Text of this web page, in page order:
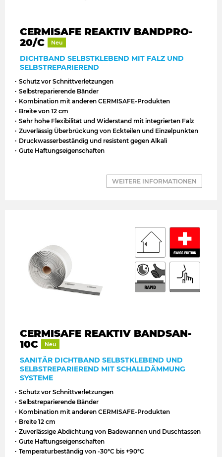
CERMISAFE REAKTIV BANDPRO-
20/C
Neu
DICHTBAND SELBSTKLEBEND MIT FALZ UND
SELBSTREPARIEREND
Schutz vor Schnittverletzungen
Selbstreparierende Bänder
Kombination mit anderen CERMISAFE-Produkten
Breite von 12 cm
Sehr hohe Flexibilität und Widerstand mit integrierten Falz
Zuverlässig Überbrückung von Eckteilen und Einzelpunkten
Druckwasserbeständig und resistent gegen Alkali
Gute Haftungseigenschaften
WEITERE INFORMATIONEN
CERMISAFE REAKTIV BANDSAN-
10C
Neu
SANITÄR DICHTBAND SELBSTKLEBEND UND
SELBSTREPARIEREND MIT SCHALLDÄMMUNG
SYSTEME
Schutz vor Schnittverletzungen
Selbstreparierende Bänder
Kombination mit anderen CERMISAFE-Produkten
Breite 12 cm
Zuverlässige Abdichtung von Badewannen und Duschtassen
Gute Haftungseigenschaften
Temperaturbeständig von -30°C bis +90°C